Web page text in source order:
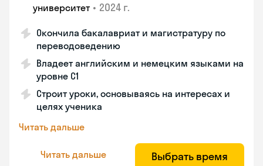
университет • 2024 г.
Окончила бакалавриат и магистратуру по
переводоведению
Владеет английским и немецким языками на
уровне C1
Строит уроки, основываясь на интересах и
целях ученика
Читать дальше
Читать дальше Выбрать время